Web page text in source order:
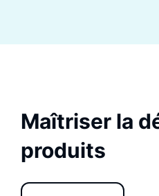
Maîtriser la
produits